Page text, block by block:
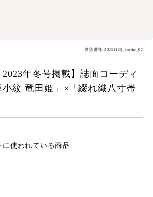
商品番号: 20231120_cordw_02
2023年冬号掲載】誌面コーディ
紋 竜田姫」×「綴れ織八寸帯
に使われている商品